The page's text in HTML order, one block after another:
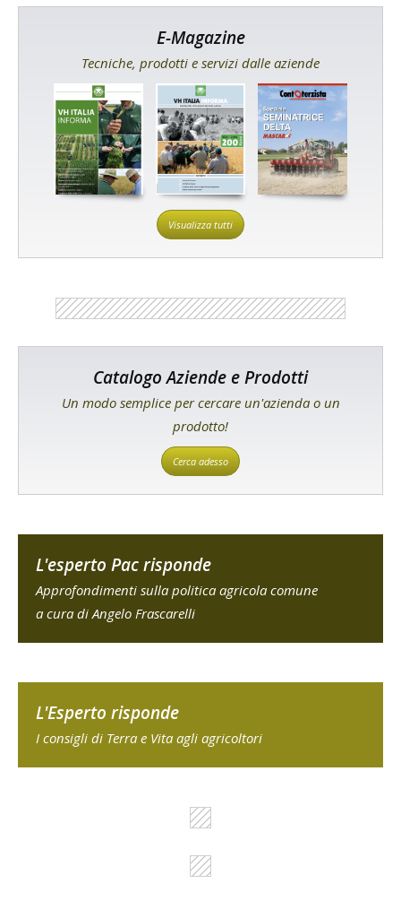
E-Magazine
Tecniche, prodotti e servizi dalle aziende
Visualizza tutti
Catalogo Aziende e Prodotti
Un modo semplice per cercare un'azienda o un
prodotto!
Cerca adesso
L'esperto Pac risponde
Approfondimenti sulla politica agricola comune
a cura di Angelo Frascarelli
L'Esperto risponde
I consigli di Terra e Vita agli agricoltori